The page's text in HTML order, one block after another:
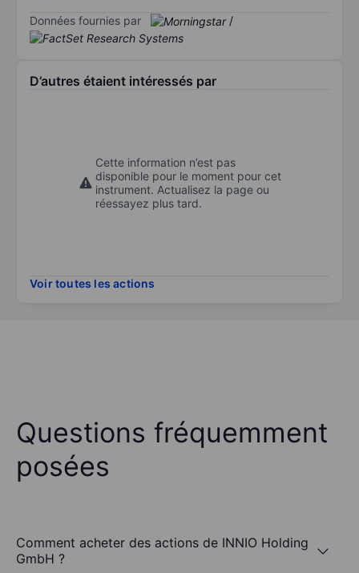
Données fournies par /
D’autres étaient intéressés par
Cette information n’est pas
disponible pour le moment pour cet
instrument. Actualisez la page ou
réessayez plus tard.
Voir toutes les actions
Questions fréquemment
posées
Comment acheter des actions de INNIO Holding
GmbH ?